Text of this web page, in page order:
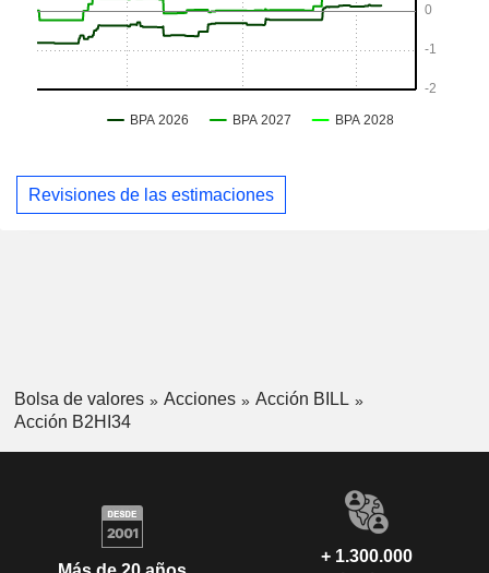
Revisiones de las estimaciones
Bolsa de valores Acciones
Acción BILL
Acción B2HI34
+ 1.300.000